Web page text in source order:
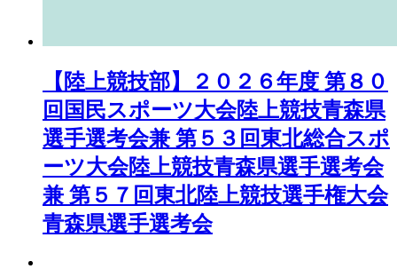
【陸上競技部】２０２６年度 第８０
回国民スポーツ大会陸上競技青森県
選手選考会兼 第５３回東北総合スポ
ーツ大会陸上競技青森県選手選考会
兼 第５７回東北陸上競技選手権大会
青森県選手選考会